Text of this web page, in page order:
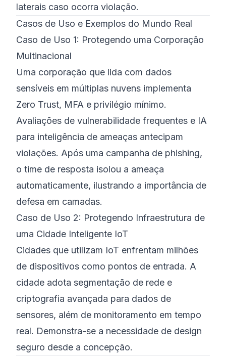
laterais caso ocorra violação.
Casos de Uso e Exemplos do Mundo Real
Caso de Uso 1: Protegendo uma Corporação
Multinacional
Uma corporação que lida com dados
sensíveis em múltiplas nuvens implementa
Zero Trust, MFA e privilégio mínimo.
Avaliações de vulnerabilidade frequentes e IA
para inteligência de ameaças antecipam
violações. Após uma campanha de phishing,
o time de resposta isolou a ameaça
automaticamente, ilustrando a importância de
defesa em camadas.
Caso de Uso 2: Protegendo Infraestrutura de
uma Cidade Inteligente IoT
Cidades que utilizam IoT enfrentam milhões
de dispositivos como pontos de entrada. A
cidade adota segmentação de rede e
criptografia avançada para dados de
sensores, além de monitoramento em tempo
real. Demonstra-se a necessidade de design
seguro desde a concepção.